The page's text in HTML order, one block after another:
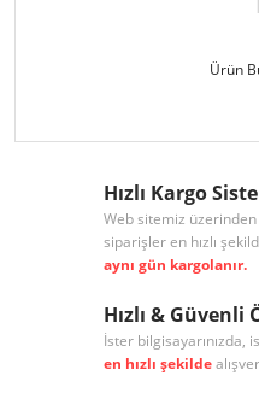
Ürün
Hızlı Kargo
Web sitemiz
siparişler en hızlı
aynı gün kargolanır.
Hızlı & Güvenli
İster bilgisayarınızda,
en hızlı şekilde